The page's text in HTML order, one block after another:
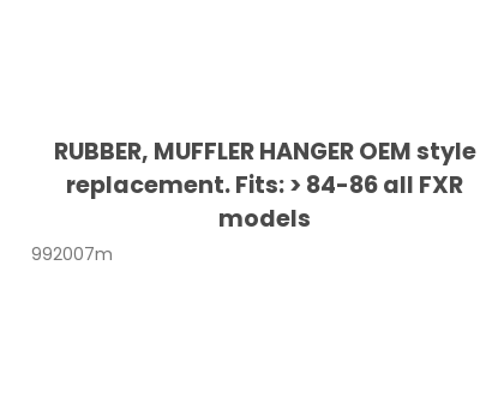
RUBBER, MUFFLER HANGER OEM style
replacement. Fits: > 84-86 all FXR
models
992007m